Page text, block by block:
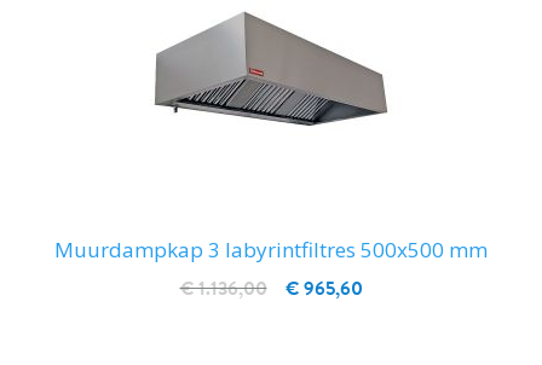
Muurdampkap 3 labyrintfiltres 500x500 mm
€ 965,60
€ 1.136,00